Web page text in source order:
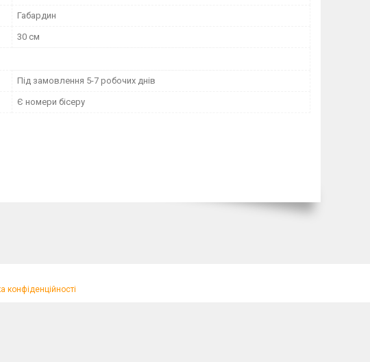
Габардин
30 см
Під замовлення 5-7 робочих днів
Є номери бісеру
конфіденційності